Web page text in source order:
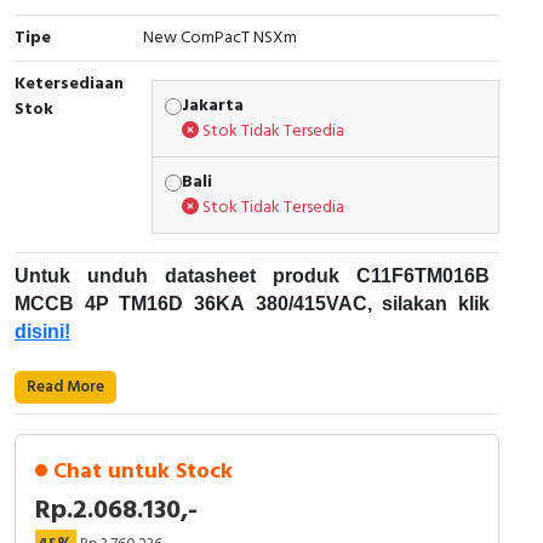
Cable Operated Switch
Signalling Columns
Safety Sensors
Ultrasonic & Rotary Encoder
Limit Switch
Inductive Sensors
Photoelectric
Cam Switch
Panel Box
Tipe
New ComPacT NSXm
Ketersediaan
Stok
Jakarta
Stok Tidak Tersedia
Bali
Stok Tidak Tersedia
Untuk unduh datasheet produk C11F6TM016B
MCCB 4P TM16D 36KA 380/415VAC, silakan klik
disini!
Karakteristik Teknikal:
Nama Produk: MCCB 4P TM16D 36KA
380/415VAC
Deskripsi: NEW COMPACT NSXM
Read More
Chat untuk Stock
Rp.2.068.130,-